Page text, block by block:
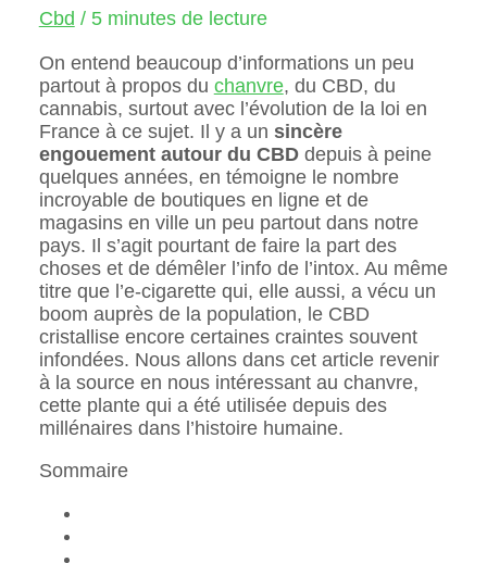
Cbd / 5 minutes de lecture
On entend beaucoup d’informations un peu
partout à propos du chanvre, du CBD, du
cannabis, surtout avec l’évolution de la loi en
France à ce sujet. Il y a un sincère
engouement autour du CBDdepuis à peine
quelques années, en témoigne le nombre
incroyable de boutiques en ligne et de
magasins en ville un peu partout dans notre
pays. Il s’agit pourtant de faire la part des
choses et de démêler l’info de l’intox. Au même
titre que l’e-cigarette qui, elle aussi, a vécu un
boom auprès de la population, le CBD
cristallise encore certaines craintes souvent
infondées. Nous allons dans cet article revenir
à la source en nous intéressant au chanvre,
cette plante qui a été utilisée depuis des
millénaires dans l’histoire humaine.
Sommaire